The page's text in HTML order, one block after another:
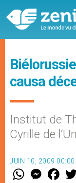
causa
Institut de
Cyrille de
JUIN 10, 2009 00:00
W M
e
F
a